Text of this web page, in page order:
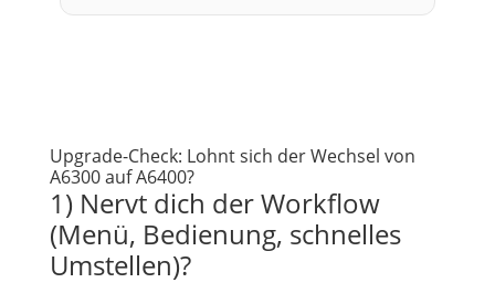
Upgrade-Check: Lohnt sich der Wechsel von
A6300 auf A6400?
1) Nervt dich der Workflow
(Menü, Bedienung, schnelles
Umstellen)?